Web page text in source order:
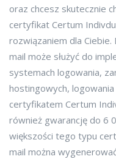
oraz chcesz skutecznie
certyfikat Certum
rozwiązaniem dla
mail może służyć do
systemach logowania,
hostingowych,
certyfikatem Certum
również gwarancję do 6
większości tego typu
mail można